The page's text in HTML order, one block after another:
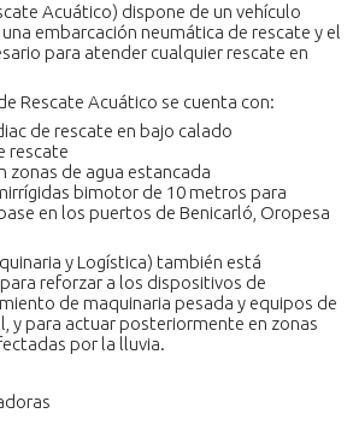
Acuático) dispone de un vehículo
embarcación neumática de rescate y el
para atender cualquier rescate en
Rescate Acuático se cuenta con:
de rescate en bajo calado
rescate
zonas de agua estancada
bimotor de 10 metros para
en los puertos de Benicarló, Oropesa
y Logística) también está
reforzar a los dispositivos de
de maquinaria pesada y equipos de
y para actuar posteriormente en zonas
por la lluvia.